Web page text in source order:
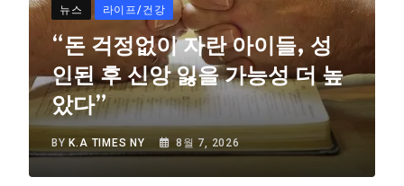
뉴스 라이프/건강
“돈 걱정없이 자란 아이들, 성
인된 후 신앙 잃을 가능성 더 높
았다”
BY K.A TIMES NY 8월 7, 2026